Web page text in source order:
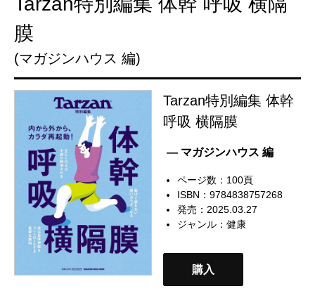
膜
(マガジンハウス 編)
Tarzan特別編集 体幹
呼吸 横隔膜
— マガジンハウス 編
ページ数：100頁
ISBN：9784838757268
発売：2025.03.27
ジャンル：健康
購入